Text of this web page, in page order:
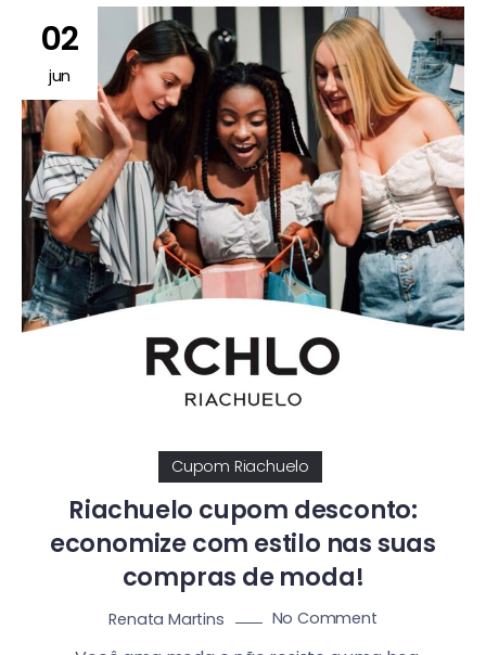
02
jun
Cupom Riachuelo
Riachuelo cupom desconto:
economize com estilo nas suas
compras de moda!
Renata Martins No Comment